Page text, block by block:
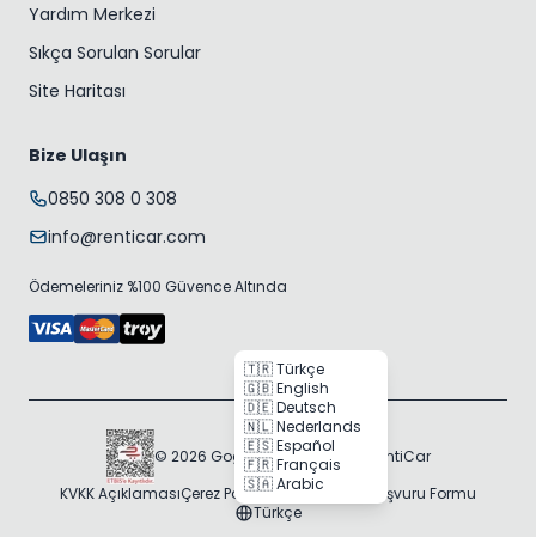
Yardım Merkezi
Sıkça Sorulan Sorular
Site Haritası
Bize Ulaşın
0850 308 0 308
info@renticar.com
Ödemeleriniz %100 Güvence Altında
© 2026 Gogocar Bilişim A.Ş. | RentiCar
KVKK AçıklamasıÇerez PolitikasıVeri Sahibi Başvuru Formu
Türkçe
🇹🇷 Türkçe
🇬🇧 English
🇩🇪 Deutsch
🇳🇱 Nederlands
🇪🇸 Español
🇫🇷 Français
🇸🇦 Arabic